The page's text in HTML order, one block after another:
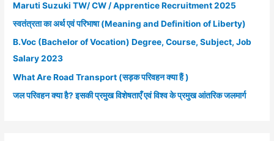
h
f
o
r
:
Maruti Suzuki TW/ CW / Apprentice Recruitment 2025
स्वतंत्रता का अर्थ एवं परिभाषा (Meaning and Definition of Liberty)
B.Voc (Bachelor of Vocation) Degree, Course, Subject, Job
Salary 2023
What Are Road Transport (सड़क परिवहन क्या हैं )
जल परिवहन क्या है? इसकी प्रमुख विशेषताएँ एवं विश्व के प्रमुख आंतरिक जलमार्ग